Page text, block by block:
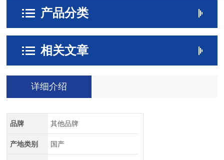
产品分类
相关文章
详细介绍
品牌 其他品牌
产地类别 国产